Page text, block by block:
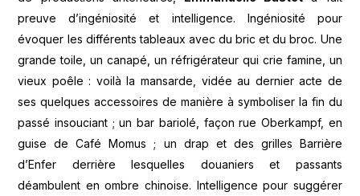
preuve d’ingéniosité et intelligence. Ingéniosité pour
évoquer les différents tableaux avec du bric et du broc. Une
grande toile, un canapé, un réfrigérateur qui crie famine, un
vieux poêle : voilà la mansarde, vidée au dernier acte de
ses quelques accessoires de manière à symboliser la fin du
passé insouciant ; un bar bariolé, façon rue Oberkampf, en
guise de Café Momus ; un drap et des grilles Barrière
d’Enfer derrière lesquelles douaniers et passants
déambulent en ombre chinoise. Intelligence pour suggérer